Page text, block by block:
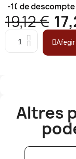
-10%de descompte
19,12 €
Altres